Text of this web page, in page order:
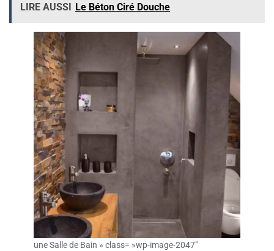
LIRE AUSSI Le Béton Ciré Douche
une Salle de Bain » class= »wp-image-2047″